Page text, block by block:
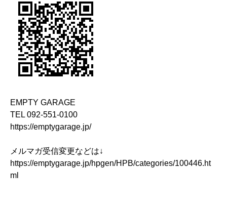
EMPTY GARAGE
TEL 092-551-0100
https://emptygarage.jp/
メルマガ受信変更などは↓
https://emptygarage.jp/hpgen/HPB/categories/100446.ht
ml